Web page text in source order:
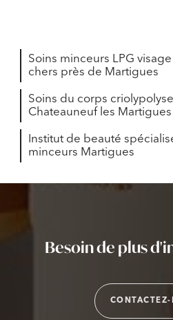
Soins minceurs LPG
chers près de Martigues
Soins du corps
Chateauneuf les Martigues
Institut de beauté
minceurs Martigues
Besoin de plus